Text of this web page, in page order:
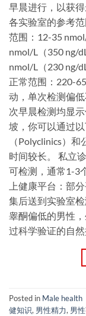
早晨进行，以获
各实验室的参考
范围：12-35
nmol/L（350 ng/
nmol/L（230 ng/
正常范围：220-
动，单次检测偏
次早晨检测均显
坡，你可以通过
（Polyclinics）
时间较长。 私立
可检测，通常1-3
上健康平台：部
集后送到实验室
睾酮偏低的男性
过科学验证的自
Posted in Male health
健知识, 男性精力, 男